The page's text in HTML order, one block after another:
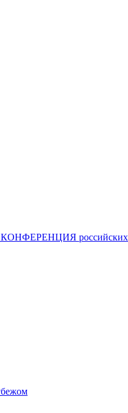
российских